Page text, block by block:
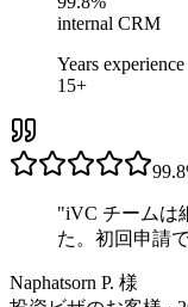
internal CRM
Years experience
15+
"iVC チームは
た。初回申請
Naphatsorn P. 様